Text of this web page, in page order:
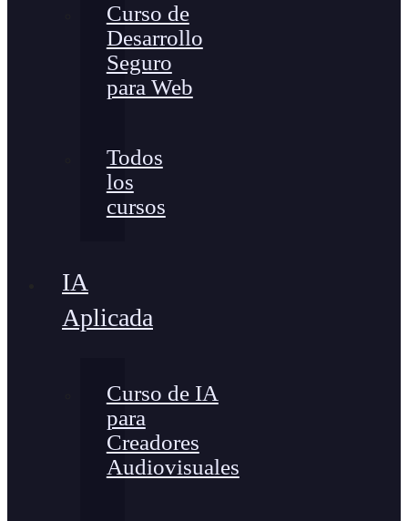
Curso de
Desarrollo
Seguro
para Web
Todos
los
cursos
IA
Aplicada
Curso de IA
para
Creadores
Audiovisuales